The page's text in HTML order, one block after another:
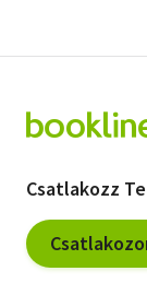
Csatlakozz